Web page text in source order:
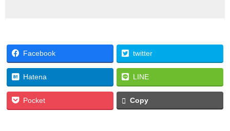
Facebook twitter
Hatena LINE
Pocket Copy